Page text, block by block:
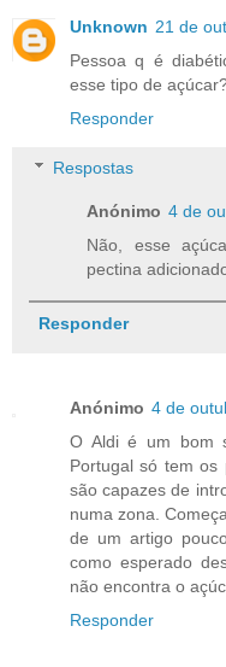
Unknown 21 de
Pessoa q é
esse tipo de
Responder
Respostas
Anónimo 4 de
Não, esse
pectina
Responder
Anónimo 4 de
O Aldi é um bom
Portugal só tem os
são capazes de
numa zona.
de um artigo
como esperado
não encontra o
Responder